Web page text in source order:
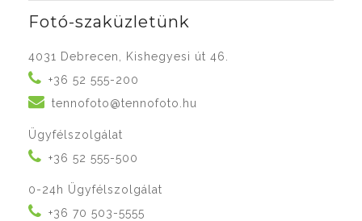
Fotó-szaküzletünk
4031 Debrecen, Kishegyesi út 46.
+36 52 555-200
tennofoto@tennofoto.hu
Ügyfélszolgálat
+36 52 555-500
0-24h Ügyfélszolgálat
+36 70 503-5555